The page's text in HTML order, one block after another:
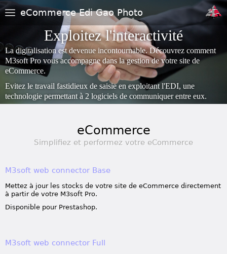
eCommerce Edi Gao Photo
Exploitez l'interactivité
La digitalisation est devenue incontournable. Découvrez comment
M3soft Pro vous accompagne dans la gestion de votre site de
eCommerce.
Evitez le travail fastidieux de saisie en exploitant l'EDI, une
technologie permettant à 2 logiciels de communiquer entre eux.
eCommerce
Simplifiez et performez votre eCommerce
M3soft web connector Base
Mettez à jour les stocks de votre site de eCommerce directement
à partir de votre M3soft Pro.
Disponible pour Prestashop.
M3soft web connector Full